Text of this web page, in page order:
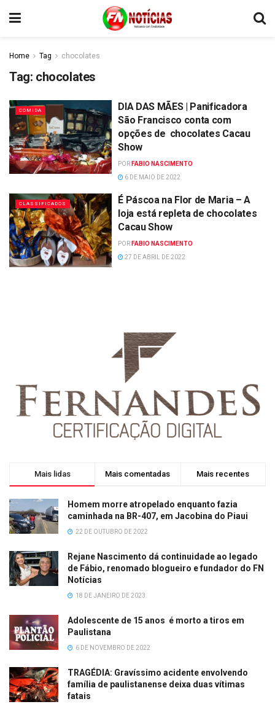
Home Tag chocolates
Tag: chocolates
COMIDA
DIA DAS MÃES | Panificadora
São Francisco conta com
opções de chocolates Cacau
Show
POR FABIO NASCIMENTO
6 DE MAIO DE 2022
CLASSIFICADOS
É Páscoa na Flor de Maria – A
loja está repleta de chocolates
Cacau Show
POR FABIO NASCIMENTO
27 DE ABRIL DE 2022
Mais lidas Mais comentadas Mais recentes
Homem morre atropelado enquanto fazia
caminhada na BR-407, em Jacobina do Piaui
22 DE OUTUBRO DE 2022
Rejane Nascimento dá continuidade ao legado
de Fábio, renomado blogueiro e fundador do FN
Notícias
18 DE JANEIRO DE 2023
Adolescente de 15 anos é morto a tiros em
Paulistana
6 DE NOVEMBRO DE 2022
TRAGÉDIA: Gravíssimo acidente envolvendo
família de paulistanense deixa duas vítimas
fatais